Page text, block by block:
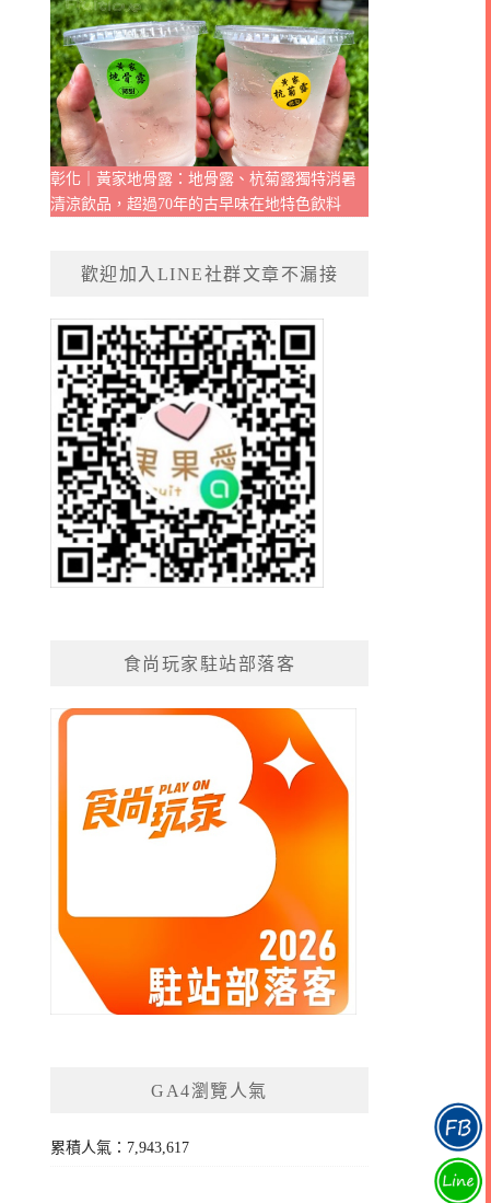
彰化｜黃家地骨露：地骨露、杭菊露獨特消暑
清涼飲品，超過70年的古早味在地特色飲料
歡迎加入LINE社群文章不漏接
食尚玩家駐站部落客
GA4瀏覽人氣
累積人氣：7,943,617